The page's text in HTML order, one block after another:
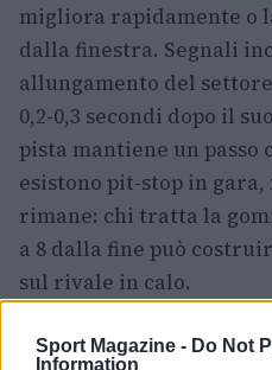
Sport Magazine - Do Not
Information
migliora rapidamente o
dalla finestra. Segnali
allungamento del
0,2-0,3 secondi dopo il
pista mantiene un passo
esistono pit-stop in
rimane: chi tratta la
a 8 dalla fine può
sul rivale in calo.
Per approfondire